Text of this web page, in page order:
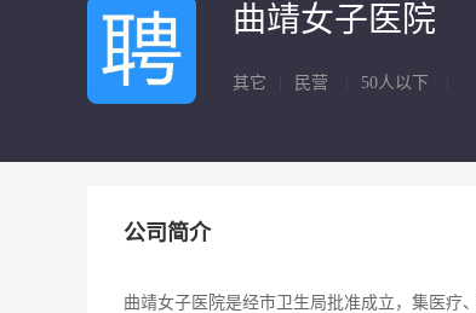
曲靖女子医院
其它 民营 50人以下
公司简介
曲靖女子医院是经市卫生局批准成立，集医疗